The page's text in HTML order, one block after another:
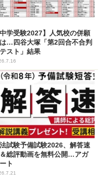
中学受験2027】人気校の併願
…四谷大塚「第2回合不合判
スト」結果
試験予備試験2026、解答速
総評動画を無料公開…アガ
ト